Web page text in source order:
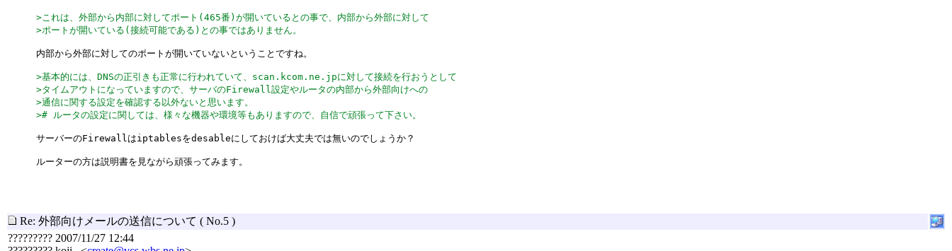
>これは、外部から内部に対してポート(465番)が開いているとの事で、内部から外部に対して
>ポートが開いている(接続可能である)との事ではありません。
内部から外部に対してのポートが開いていないということですね。
>基本的には、DNSの正引きも正常に行われていて、scan.kcom.ne.jpに対して接続を行おうとして
>タイムアウトになっていますので、サーバのFirewall設定やルータの内部から外部向けへの
>通信に関する設定を確認する以外ないと思います。
># ルータの設定に関しては、様々な機器や環境等もありますので、自信で頑張って下さい。
サーバーのFirewallはiptablesをdesableにしておけば大丈夫では無いのでしょうか？
ルーターの方は説明書を見ながら頑張ってみます。
Re: 外部向けメールの送信について ( No.5 )
????????? 2007/11/27 12:44